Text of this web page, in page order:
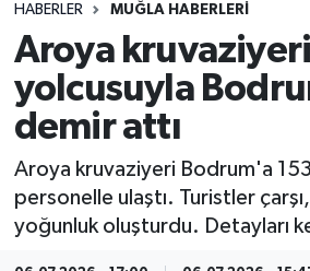
HABERLER MUĞLA HABERLERI
Aroya
yolcusuyla
demir attı
Aroya kruvaziyeri Bodrum'a
personelle ulaştı. Turistler
yoğunluk oluşturdu. Detayları
Magazin
Muğla Haber
Siyaset
Muğla Trafik Yoğunluk
Süper Lig Puan Durumu ve
Tüm Manşetler
Son Dakika Haberleri